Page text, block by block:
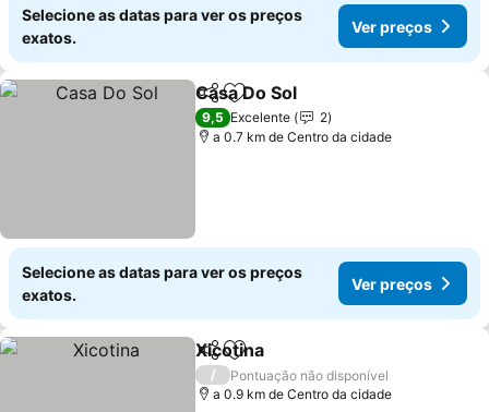
Selecione as datas para ver os preços
exatos.
Ver preços
PartilharAdicionar aos favoritos
Casa Do Sol
9,5 Excelente
2
a 0.7 km de Centro da cidade
Selecione as datas para ver os preços
exatos.
Ver preços
PartilharAdicionar aos favoritos
Xicotina
/
Pontuação não disponível
a 0.9 km de Centro da cidade